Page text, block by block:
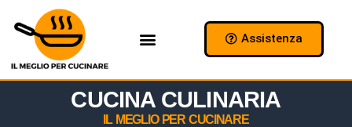
Assistenza
CUCINA CULINARIA
IL MEGLIO PER CUCINARE